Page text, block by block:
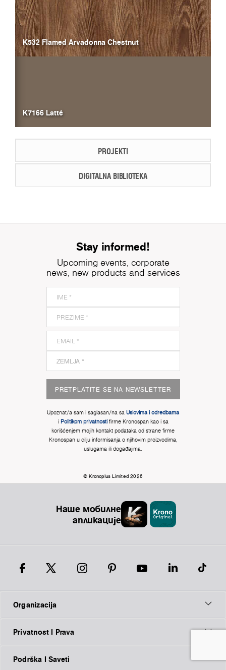
K532 Flamed Arvadonna Chestnut
K7166 Latté
PROJEKTI
DIGITALNA BIBLIOTEKA
Stay informed!
Upcoming events, corporate
news, new products and services
PRETPLATITE SE NA NEWSLETTER
Upoznat/a sam i saglasan/na sa Uslovima i odredbama
i Politikom privatnostifirme Kronospan kao i sa
korišćenjem mojih kontakt podataka od strane firme
Kronospan u cilju informisanja o njihovim proizvodima,
uslugama ili događajima.
© Kronoplus Limited 2026
Наше мобилне
апликације
Organizacija
Privatnost I Prava
Podrška I Saveti